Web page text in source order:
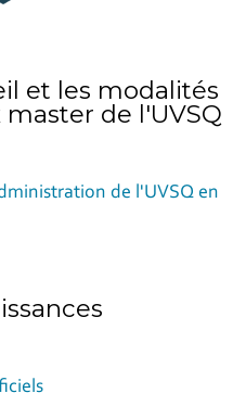
et les modalités
de l'UVSQ
de l'UVSQ en